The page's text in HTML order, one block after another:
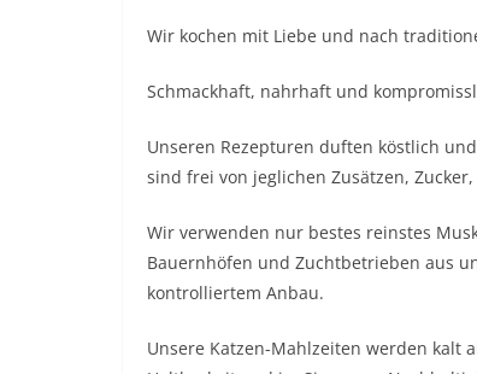
Wir kochen mit Liebe und nach
Schmackhaft, nahrhaft und
Unseren Rezepturen duften köstlich
sind frei von jeglichen Zusätzen,
Wir verwenden nur bestes reinstes
Bauernhöfen und Zuchtbetrieben aus
kontrolliertem Anbau.
Unsere Katzen-Mahlzeiten werden kalt